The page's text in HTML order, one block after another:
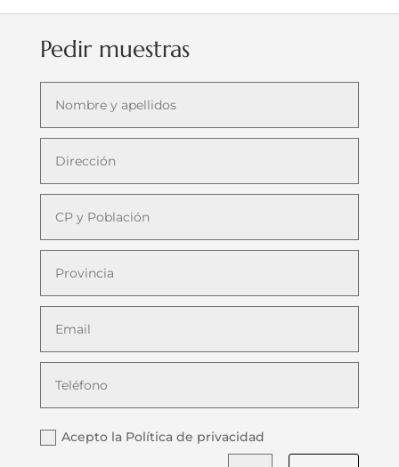
Pedir muestras
Acepto la Política de privacidad